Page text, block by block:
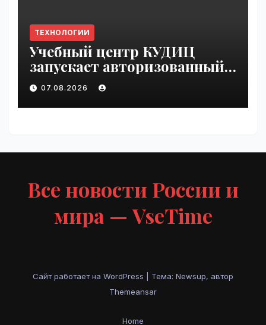
ТЕХНОЛОГИИ
Учебный центр КУДИЦ
запускает авторизованный
курс по
администрированию Mind
Migrate#guest | VseTime.ru
07.08.2026
Все новости России и
мира — VseTime
Сайт работает на WordPress
Тема: Newsup, автор
Themeansar
Home